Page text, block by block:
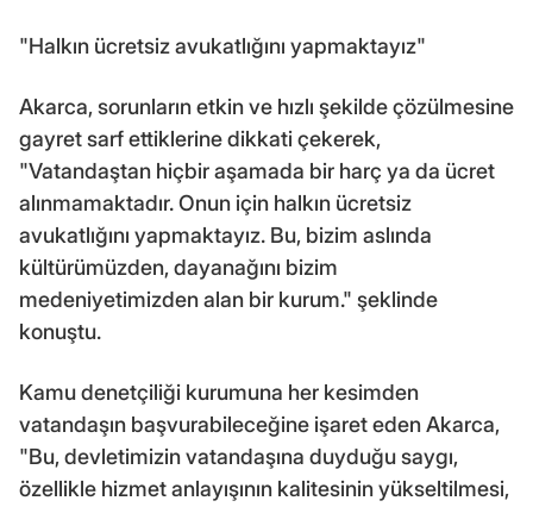
"Halkın ücretsiz avukatlığını yapmaktayız"
Akarca, sorunların etkin ve hızlı şekilde çözülmesine
gayret sarf ettiklerine dikkati çekerek,
"Vatandaştan hiçbir aşamada bir harç ya da ücret
alınmamaktadır. Onun için halkın ücretsiz
avukatlığını yapmaktayız. Bu, bizim aslında
kültürümüzden, dayanağını bizim
medeniyetimizden alan bir kurum." şeklinde
konuştu.
Kamu denetçiliği kurumuna her kesimden
vatandaşın başvurabileceğine işaret eden Akarca,
"Bu, devletimizin vatandaşına duyduğu saygı,
özellikle hizmet anlayışının kalitesinin yükseltilmesi,